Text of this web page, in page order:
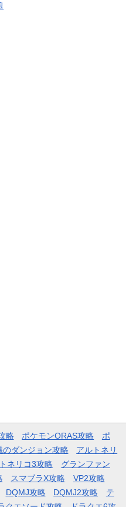
略 ポケモンORAS攻略
ポ
のダンジョン攻略
アルトネリ
ネリコ3攻略
グランファン
スマブラX攻略
VP2攻略
DQMJ攻略 DQMJ2攻略
テ